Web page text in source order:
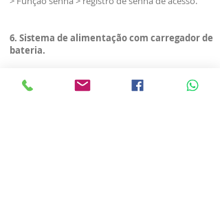
6. Sistema de alimentação com carregador de
bateria.
> Até 5 sondas de temperatura > Sonda T. 01